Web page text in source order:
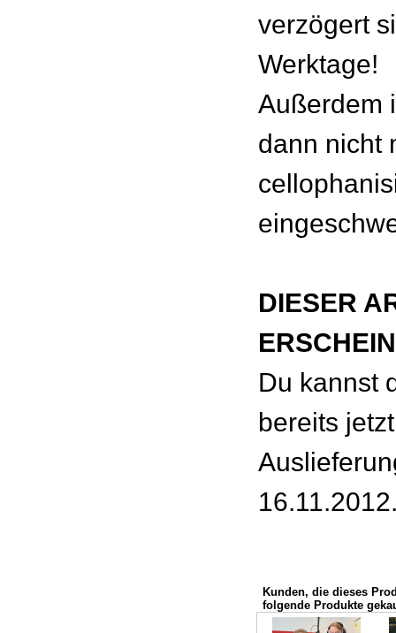
verzögert
Werktage!
Außerdem
dann nicht
DIESER
Du kannst
bereits
Kunden, die dieses
folgende Produkte